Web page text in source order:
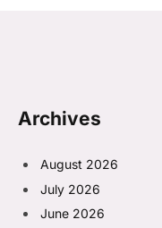
Archives
August 2026
July 2026
June 2026